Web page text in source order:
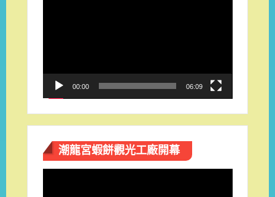
00:00 06:09
潮龍宮蝦餅觀光工廠開幕